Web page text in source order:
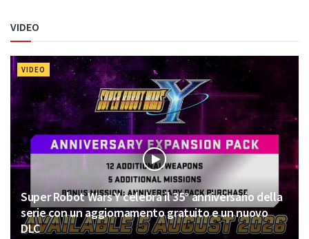
VIDEO
VIDEO
Super Robot Wars Y celebra il 35° anniversario della
serie con un aggiornamento gratuito e un nuovo
DLC